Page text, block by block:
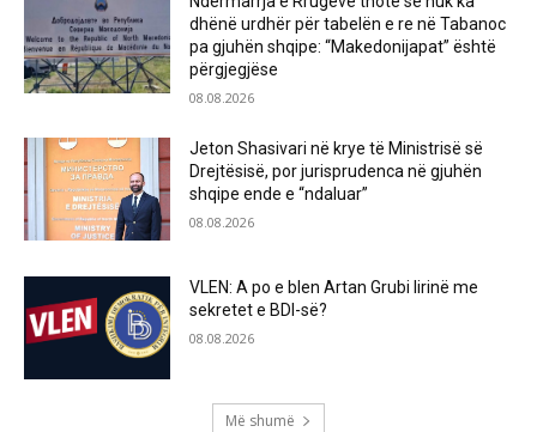
dhënë urdhër për tabelën e re në Tabanoc
pa gjuhën shqipe: “Makedonijapat” është
përgjegjëse
08.08.2026
Jeton Shasivari në krye të Ministrisë së
Drejtësisë, por jurisprudenca në gjuhën
shqipe ende e “ndaluar”
08.08.2026
VLEN: A po e blen Artan Grubi lirinë me
sekretet e BDI-së?
08.08.2026
Më shumë